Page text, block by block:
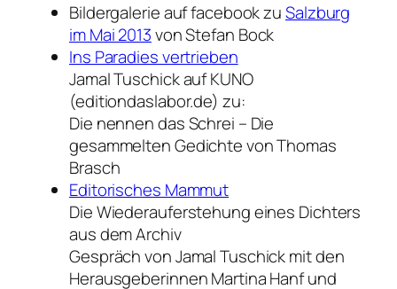
Bildergalerie auf facebook zuSalzburg
im Mai 2013von Stefan Bock
Ins Paradies vertrieben
Jamal Tuschick auf KUNO
(editiondaslabor.de) zu:
Die nennen das Schrei – Die
gesammelten Gedichte von Thomas
Brasch
Editorisches Mammut
Die Wiederauferstehung eines Dichters
aus dem Archiv
Gespräch von Jamal Tuschick mit den
Herausgeberinnen Martina Hanf und